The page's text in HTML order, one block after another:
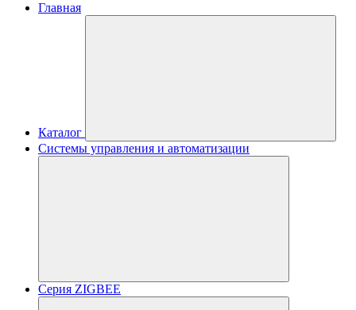
Главная
Каталог
Системы управления и автоматизации
Серия ZIGBEE